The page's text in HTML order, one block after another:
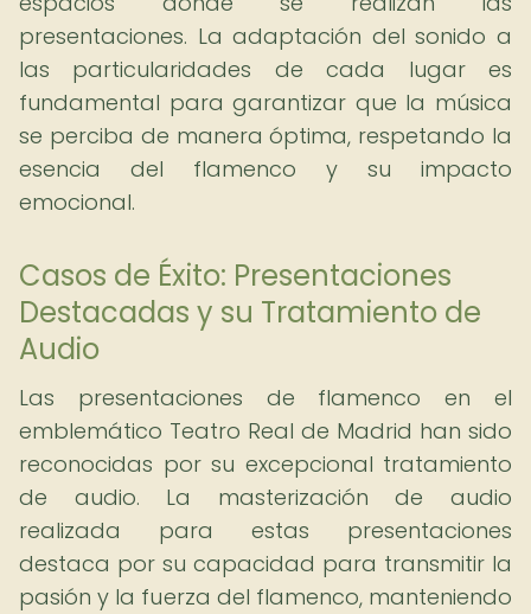
presentaciones. La adaptación del sonido a
las particularidades de cada lugar es
fundamental para garantizar que la música
se perciba de manera óptima, respetando la
esencia del flamenco y su impacto
emocional.
Casos de Éxito: Presentaciones
Destacadas y su Tratamiento de
Audio
Las presentaciones de flamenco en el
emblemático Teatro Real de Madrid han sido
reconocidas por su excepcional tratamiento
de audio. La masterización de audio
realizada para estas presentaciones
destaca por su capacidad para transmitir la
pasión y la fuerza del flamenco, manteniendo